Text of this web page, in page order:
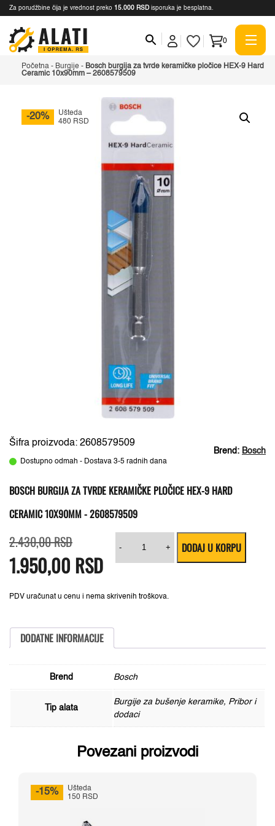
Za porudžbine čija je vrednost preko 15.000 RSD isporuka je besplatna.
0
Početna - Burgije - Bosch burgija za tvrde keramičke pločice HEX-9 Hard
Ceramic 10x90mm – 2608579509
-20%
Ušteda
480 RSD
Brend: Bosch
Šifra proizvoda: 2608579509
Dostupno odmah - Dostava 3-5 radnih dana
BOSCH BURGIJA ZA TVRDE KERAMIČKE PLOČICE HEX-9 HARD
CERAMIC 10X90MM - 2608579509
2.430,00RSDcena
je
bila:
2.430,00 RSD.
1.950,00 RSD
cena
je:
1.950,00 RSD.
PDV uračunat u cenu i nema skrivenih troškova.
-
burgija
tvrde
HEX-
količina
+ DODAJ U KORPU
DODATNE INFORMACIJE
Brend Bosch
Tip alata
Burgije za bušenje keramike, Pribor i
dodaci
Povezani proizvodi
-15%
Ušteda
150 RSD